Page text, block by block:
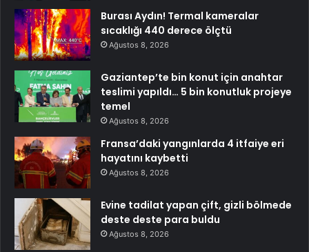
Burası Aydın! Termal kameralar
sıcaklığı 440 derece ölçtü
Ağustos 8, 2026
Gaziantep’te bin konut için anahtar
teslimi yapıldı… 5 bin konutluk projeye
temel
Ağustos 8, 2026
Fransa’daki yangınlarda 4 itfaiye eri
hayatını kaybetti
Ağustos 8, 2026
Evine tadilat yapan çift, gizli bölmede
deste deste para buldu
Ağustos 8, 2026